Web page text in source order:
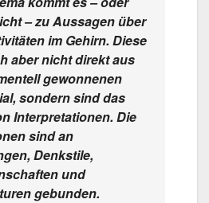
– zu Aussagen über
im Gehirn. Diese
aber nicht direkt aus
gewonnenen
sondern sind das
Interpretationen. Die
sind an
Denkstile,
und
gebunden.